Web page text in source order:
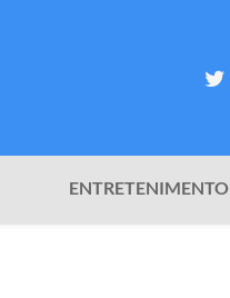
ENTRETENIMENTO